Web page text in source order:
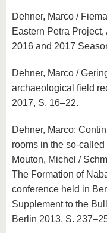
Dehner, Marco /
Eastern Petra
2016 and 2017
Dehner, Marco /
archaeological field
2017, S. 16–22.
Dehner, Marco:
rooms in the
Mouton, Michel /
The Formation of
conference held in
Supplement to the
Berlin 2013, S.